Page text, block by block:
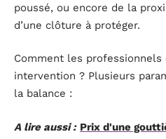
poussé, ou encore de la
d’une clôture à protéger.
Comment les
intervention ? Plusieurs
la balance :
A lire aussi : Prix d'une